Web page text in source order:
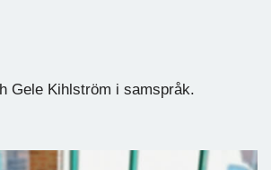
Gele Kihlström i samspråk.